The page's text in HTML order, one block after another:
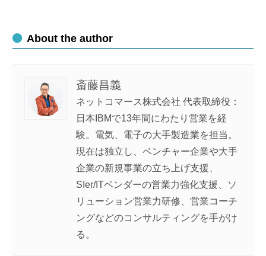
About the author
斎藤昌義
ネットコマース株式会社 代表取締役：
日本IBMで13年間にわたり営業を経
験。電気、電子の大手製造業を担当。
現在は独立し、ベンチャー企業や大手
企業の新規事業の立ち上げ支援、
SIer/ITベンダーの営業力強化支援、ソ
リューション営業力研修、営業コーチ
ングなどのコンサルティングを手がけ
る。